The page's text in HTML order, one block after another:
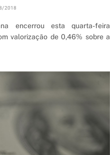
2018
encerrou esta quarta-feira
valorização de 0,46% sobre a